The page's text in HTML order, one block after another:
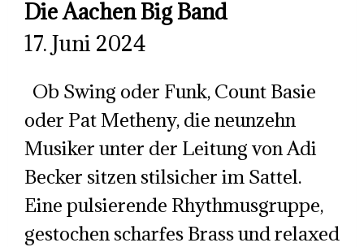
Die Aachen Big Band
17. Juni 2024
Ob Swing oder Funk, Count Basie
oder Pat Metheny, die neunzehn
Musiker unter der Leitung von Adi
Becker sitzen stilsicher im Sattel.
Eine pulsierende Rhythmusgruppe,
gestochen scharfes Brass und relaxed